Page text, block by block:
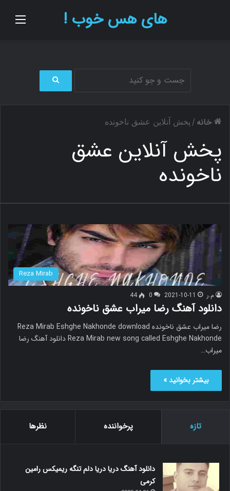
های هس خوب !
ج
خانه / پخش آنلاین عشق ناخونده
پخش آنلاین عشق
ناخونده
Reza Mirab
م.ر 2021-10-11
0
44
دانلود آهنگ رضا میراب عشق ناخونده
رضا میراب عشق ناخونده Reza Mirab Eshghe Nakhonde download
Reza Mirab new song called Eshghe Nakhonde دانلود آهنگ رضا
میراب…
بیشتر بخوانید »
تازه پرخواننده نظرها
دانلود آهنگ دریا دریا دلم تنگه ریمیکس رامین
کرمی